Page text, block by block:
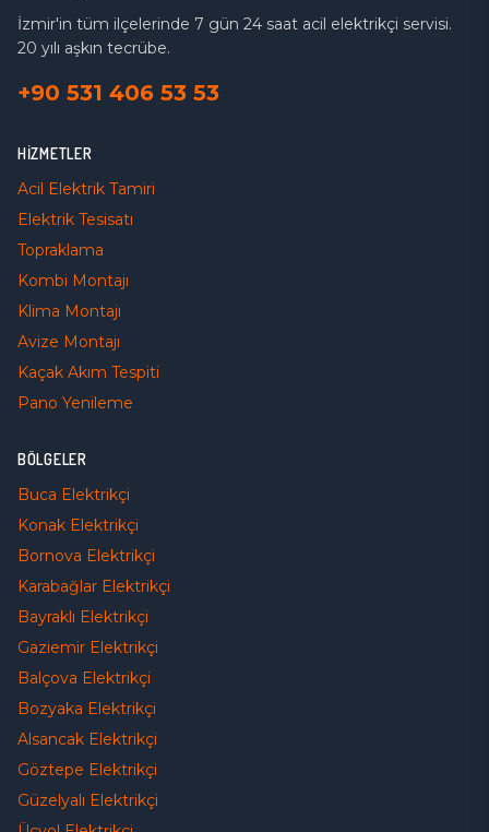
İzmir'in tüm ilçelerinde 7 gün 24 saat acil elektrikçi servisi.
20 yılı aşkın tecrübe.
+90 531 406 53 53
HIZMETLER
Acil Elektrik Tamiri
Elektrik Tesisatı
Topraklama
Kombi Montajı
Klima Montajı
Avize Montajı
Kaçak Akım Tespiti
Pano Yenileme
BÖLGELER
Buca Elektrikçi
Konak Elektrikçi
Bornova Elektrikçi
Karabağlar Elektrikçi
Bayraklı Elektrikçi
Gaziemir Elektrikçi
Balçova Elektrikçi
Bozyaka Elektrikçi
Alsancak Elektrikçi
Göztepe Elektrikçi
Güzelyalı Elektrikçi